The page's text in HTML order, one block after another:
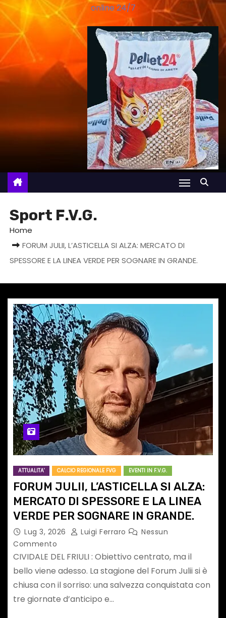
online 24/7
Sport F.V.G.
Home
FORUM JULII, L’ASTICELLA SI ALZA: MERCATO DI
SPESSORE E LA LINEA VERDE PER SOGNARE IN GRANDE.
ATTUALITA' CALCIO REGIONALE FVG EVENTI IN F.V.G.
FORUM JULII, L’ASTICELLA SI ALZA:
MERCATO DI SPESSORE E LA LINEA
VERDE PER SOGNARE IN GRANDE.
Lug 3, 2026 Luigi Ferraro
Nessun
Commento
CIVIDALE DEL FRIULI : Obiettivo centrato, ma il
bello viene adesso. La stagione del Forum Julii si è
chiusa con il sorriso: una salvezza conquistata con
tre giornate d’anticipo e…